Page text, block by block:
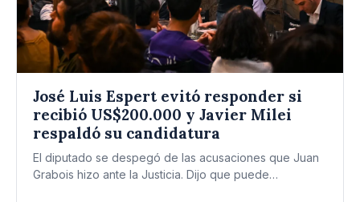
José Luis Espert evitó responder si
recibió US$200.000 y Javier Milei
respaldó su candidatura
El diputado se despegó de las acusaciones que Juan
Grabois hizo ante la Justicia. Dijo que puede